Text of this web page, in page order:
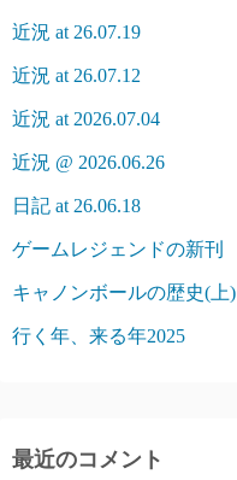
近況 at 26.07.19
近況 at 26.07.12
近況 at 2026.07.04
近況 @ 2026.06.26
日記 at 26.06.18
ゲームレジェンドの新刊
キャノンボールの歴史(上)
行く年、来る年2025
最近のコメント